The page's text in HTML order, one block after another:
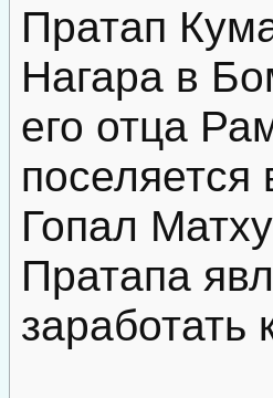
Пратап
Нагара в
его отца
поселяется
Гопал
Пратапа
заработать